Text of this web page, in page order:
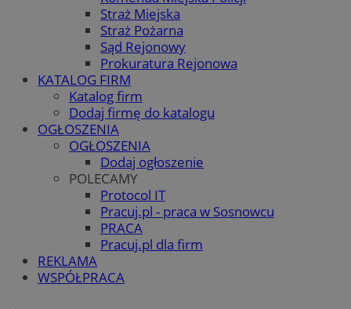
Straż Miejska
Straż Pożarna
Sąd Rejonowy
Prokuratura Rejonowa
KATALOG FIRM
Katalog firm
Dodaj firmę do katalogu
OGŁOSZENIA
OGŁOSZENIA
Dodaj ogłoszenie
POLECAMY
Protocol IT
Pracuj.pl - praca w Sosnowcu
PRACA
Pracuj.pl dla firm
REKLAMA
WSPÓŁPRACA